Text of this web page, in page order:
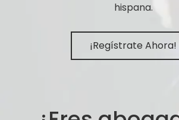
hispana.
¡Regístrate Ahora!